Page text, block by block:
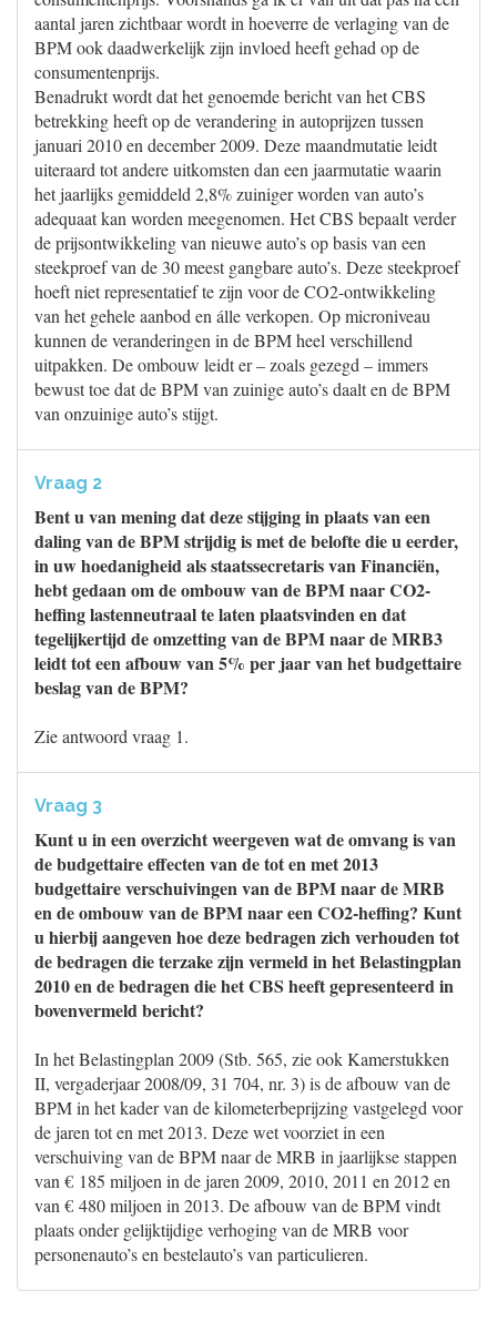
aantal jaren zichtbaar wordt in hoeverre de verlaging van de
BPM ook daadwerkelijk zijn invloed heeft gehad op de
consumentenprijs.
Benadrukt wordt dat het genoemde bericht van het CBS
betrekking heeft op de verandering in autoprijzen tussen
januari 2010 en december 2009. Deze maandmutatie leidt
uiteraard tot andere uitkomsten dan een jaarmutatie waarin
het jaarlijks gemiddeld 2,8% zuiniger worden van auto’s
adequaat kan worden meegenomen. Het CBS bepaalt verder
de prijsontwikkeling van nieuwe auto’s op basis van een
steekproef van de 30 meest gangbare auto’s. Deze steekproef
hoeft niet representatief te zijn voor de CO2-ontwikkeling
van het gehele aanbod en álle verkopen. Op microniveau
kunnen de veranderingen in de BPM heel verschillend
uitpakken. De ombouw leidt er – zoals gezegd – immers
bewust toe dat de BPM van zuinige auto’s daalt en de BPM
van onzuinige auto’s stijgt.
Vraag 2
Bent u van mening dat deze stijging in plaats van een
daling van de BPM strijdig is met de belofte die u eerder,
in uw hoedanigheid als staatssecretaris van Financiën,
hebt gedaan om de ombouw van de BPM naar CO2-
heffing lastenneutraal te laten plaatsvinden en dat
tegelijkertijd de omzetting van de BPM naar de MRB3
leidt tot een afbouw van 5% per jaar van het budgettaire
beslag van de BPM?
Zie antwoord vraag 1.
Vraag 3
Kunt u in een overzicht weergeven wat de omvang is van
de budgettaire effecten van de tot en met 2013
budgettaire verschuivingen van de BPM naar de MRB
en de ombouw van de BPM naar een CO2-heffing? Kunt
u hierbij aangeven hoe deze bedragen zich verhouden tot
de bedragen die terzake zijn vermeld in het Belastingplan
2010 en de bedragen die het CBS heeft gepresenteerd in
bovenvermeld bericht?
In het Belastingplan 2009 (Stb. 565, zie ook Kamerstukken
II, vergaderjaar 2008/09, 31 704, nr. 3) is de afbouw van de
BPM in het kader van de kilometerbeprijzing vastgelegd voor
de jaren tot en met 2013. Deze wet voorziet in een
verschuiving van de BPM naar de MRB in jaarlijkse stappen
van € 185 miljoen in de jaren 2009, 2010, 2011 en 2012 en
van € 480 miljoen in 2013. De afbouw van de BPM vindt
plaats onder gelijktijdige verhoging van de MRB voor
personenauto’s en bestelauto’s van particulieren.